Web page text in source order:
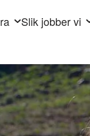
Slik jobber vi